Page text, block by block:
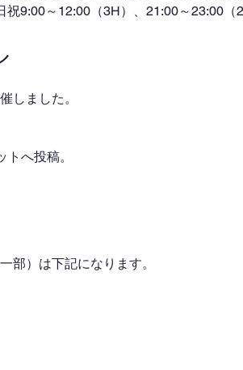
9:00～12:00（3H）、21:00～23:00（
しました。
へ投稿。
部）は下記になります。